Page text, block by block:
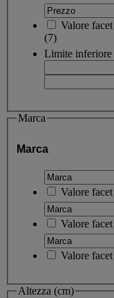
Valore facet
(7)
Limite inferiore
Marca
Marca
Valore facet
Valore facet
Valore facet
Altezza (cm)